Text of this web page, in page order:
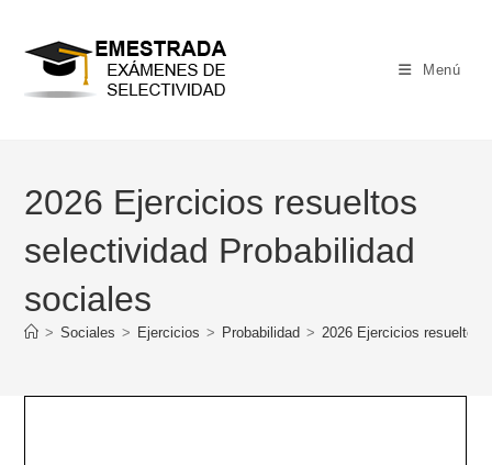
contenido
Menú
2026 Ejercicios resueltos
selectividad Probabilidad
sociales
> Sociales > Ejercicios > Probabilidad > 2026 Ejercicios resueltos